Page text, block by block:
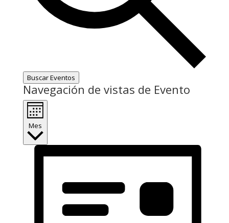
Buscar Eventos
Navegación de vistas de Evento
Mes